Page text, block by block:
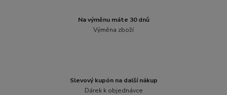
Na výměnu máte 30 dnů
Výměna zboží
Slevový kupón na další nákup
Dárek k objednávce